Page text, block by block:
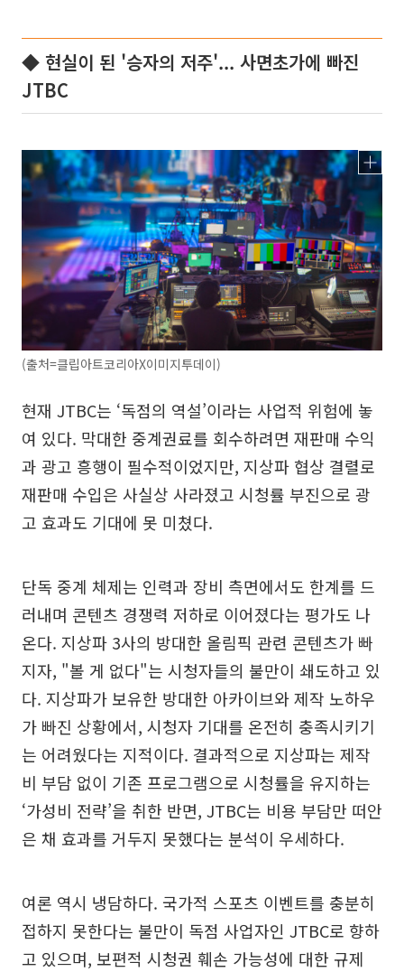
◆ 현실이 된 '승자의 저주'... 사면초가에 빠진
JTBC
(출처=클립아트코리아X이미지투데이)
현재 JTBC는 ‘독점의 역설’이라는 사업적 위험에 놓
여 있다. 막대한 중계권료를 회수하려면 재판매 수익
과 광고 흥행이 필수적이었지만, 지상파 협상 결렬로
재판매 수입은 사실상 사라졌고 시청률 부진으로 광
고 효과도 기대에 못 미쳤다.
단독 중계 체제는 인력과 장비 측면에서도 한계를 드
러내며 콘텐츠 경쟁력 저하로 이어졌다는 평가도 나
온다. 지상파 3사의 방대한 올림픽 관련 콘텐츠가 빠
지자, "볼 게 없다"는 시청자들의 불만이 쇄도하고 있
다. 지상파가 보유한 방대한 아카이브와 제작 노하우
가 빠진 상황에서, 시청자 기대를 온전히 충족시키기
는 어려웠다는 지적이다. 결과적으로 지상파는 제작
비 부담 없이 기존 프로그램으로 시청률을 유지하는
‘가성비 전략’을 취한 반면, JTBC는 비용 부담만 떠안
은 채 효과를 거두지 못했다는 분석이 우세하다.
여론 역시 냉담하다. 국가적 스포츠 이벤트를 충분히
접하지 못한다는 불만이 독점 사업자인 JTBC로 향하
고 있으며, 보편적 시청권 훼손 가능성에 대한 규제